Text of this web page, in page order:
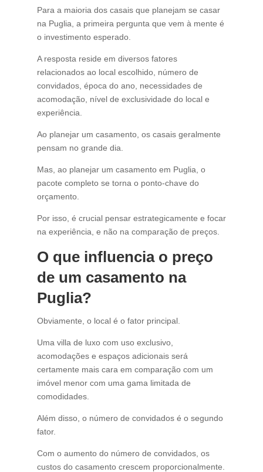
Para a maioria dos casais que planejam se casar
na Puglia, a primeira pergunta que vem à mente é
o investimento esperado.
A resposta reside em diversos fatores
relacionados ao local escolhido, número de
convidados, época do ano, necessidades de
acomodação, nível de exclusividade do local e
experiência.
Ao planejar um casamento, os casais geralmente
pensam no grande dia.
Mas, ao planejar um casamento em Puglia, o
pacote completo se torna o ponto-chave do
orçamento.
Por isso, é crucial pensar estrategicamente e focar
na experiência, e não na comparação de preços.
O que influencia o preço
de um casamento na
Puglia?
Obviamente, o local é o fator principal.
Uma villa de luxo com uso exclusivo,
acomodações e espaços adicionais será
certamente mais cara em comparação com um
imóvel menor com uma gama limitada de
comodidades.
Além disso, o número de convidados é o segundo
fator.
Com o aumento do número de convidados, os
custos do casamento crescem proporcionalmente.